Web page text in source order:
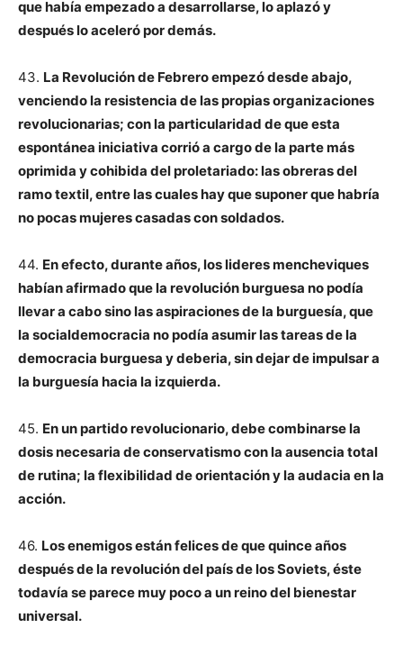
que había empezado a desarrollarse, lo aplazó y
después lo aceleró por demás.
43. La Revolución de Febrero empezó desde abajo,
venciendo la resistencia de las propias organizaciones
revolucionarias; con la particularidad de que esta
espontánea iniciativa corrió a cargo de la parte más
oprimida y cohibida del proletariado: las obreras del
ramo textil, entre las cuales hay que suponer que habría
no pocas mujeres casadas con soldados.
44. En efecto, durante años, los lideres mencheviques
habían afirmado que la revolución burguesa no podía
llevar a cabo sino las aspiraciones de la burguesía, que
la socialdemocracia no podía asumir las tareas de la
democracia burguesa y deberia, sin dejar de impulsar a
la burguesía hacia la izquierda.
45. En un partido revolucionario, debe combinarse la
dosis necesaria de conservatismo con la ausencia total
de rutina; la flexibilidad de orientación y la audacia en la
acción.
46. Los enemigos están felices de que quince años
después de la revolución del país de los Soviets, éste
todavía se parece muy poco a un reino del bienestar
universal.